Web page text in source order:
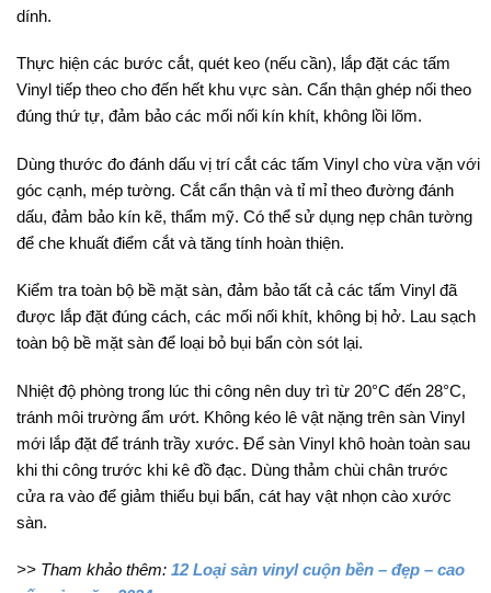
dính.
Thực hiện các bước cắt, quét keo (nếu cần), lắp đặt các tấm
Vinyl tiếp theo cho đến hết khu vực sàn. Cẩn thận ghép nối theo
đúng thứ tự, đảm bảo các mối nối kín khít, không lồi lõm.
Dùng thước đo đánh dấu vị trí cắt các tấm Vinyl cho vừa vặn với
góc cạnh, mép tường. Cắt cẩn thận và tỉ mỉ theo đường đánh
dấu, đảm bảo kín kẽ, thẩm mỹ. Có thể sử dụng nẹp chân tường
để che khuất điểm cắt và tăng tính hoàn thiện.
Kiểm tra toàn bộ bề mặt sàn, đảm bảo tất cả các tấm Vinyl đã
được lắp đặt đúng cách, các mối nối khít, không bị hở. Lau sạch
toàn bộ bề mặt sàn để loại bỏ bụi bẩn còn sót lại.
Nhiệt độ phòng trong lúc thi công nên duy trì từ 20°C đến 28°C,
tránh môi trường ẩm ướt. Không kéo lê vật nặng trên sàn Vinyl
mới lắp đặt để tránh trầy xước. Để sàn Vinyl khô hoàn toàn sau
khi thi công trước khi kê đồ đạc. Dùng thảm chùi chân trước
cửa ra vào để giảm thiểu bụi bẩn, cát hay vật nhọn cào xước
sàn.
>> Tham khảo thêm: 12 Loại sàn vinyl cuộn bền – đẹp – cao